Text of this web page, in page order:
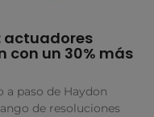
actuadores
con un 30% más
a paso de Haydon
de resoluciones